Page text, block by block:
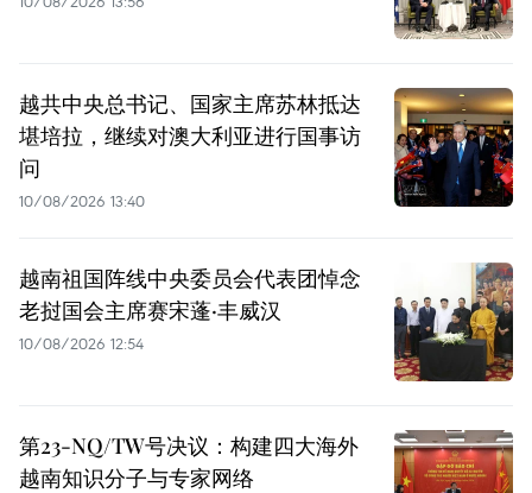
越共中央总书记、国家主席苏林抵达
堪培拉，继续对澳大利亚进行国事访
问
10/08/2026 13:40
越南祖国阵线中央委员会代表团悼念
老挝国会主席赛宋蓬·丰威汉
10/08/2026 12:54
第23-NQ/TW号决议：构建四大海外
越南知识分子与专家网络